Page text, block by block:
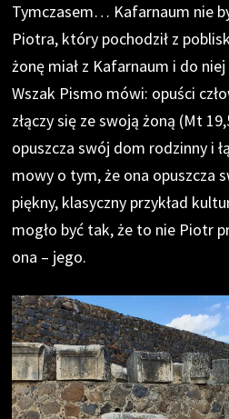
Tymczasem… Kafarnaum nie
Piotra, który pochodził z
żonę miał z Kafarnaum i do
Wszak Pismo mówi: opuści
złączy się ze swoją żoną (Mt
opuszcza swój dom rodzinny i
mowy o tym, że ona opuszcza
piękny, klasyczny przykład
mogło być tak, że to nie Piotr
ona – jego.